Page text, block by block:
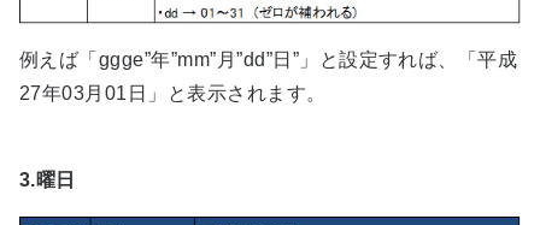
例えば「ggge”年”mm”月”dd”日”」と設定すれば、「平成
27年03月01日」と表示されます。
3.曜日